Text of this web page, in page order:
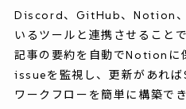
Discord、GitHub、Notion、
いるツールと連携させること
記事の要約を自動でNotionに
issueを監視し、更新があれ
ワークフローを簡単に構築でき